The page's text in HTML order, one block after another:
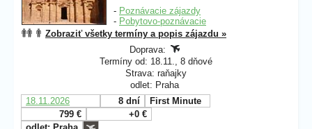
- Poznávacie zájazdy
- Pobytovo-poznávacie
Zobraziť všetky termíny a popis zájazdu »
Doprava:
Termíny od: 18.11., 8 dňové
Strava: raňajky
odlet: Praha
18.11.2026
8 dní
First Minute
799 €
+0 €